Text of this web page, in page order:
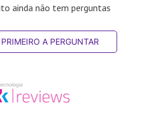
ainda não tem perguntas
A PERGUNTAR